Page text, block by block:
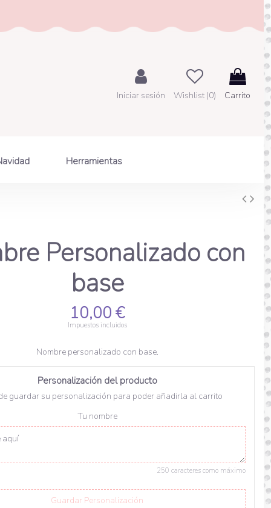
Iniciar sesión Wishlist (0) Carrito
Herramientas
Personalizado con
base
10,00 €
Impuestos incluidos
Nombre personalizado con base.
Personalización del producto
guardar su personalización para poder añadirla al carrito
Tu nombre
250 caracteres como máximo
Guardar Personalización